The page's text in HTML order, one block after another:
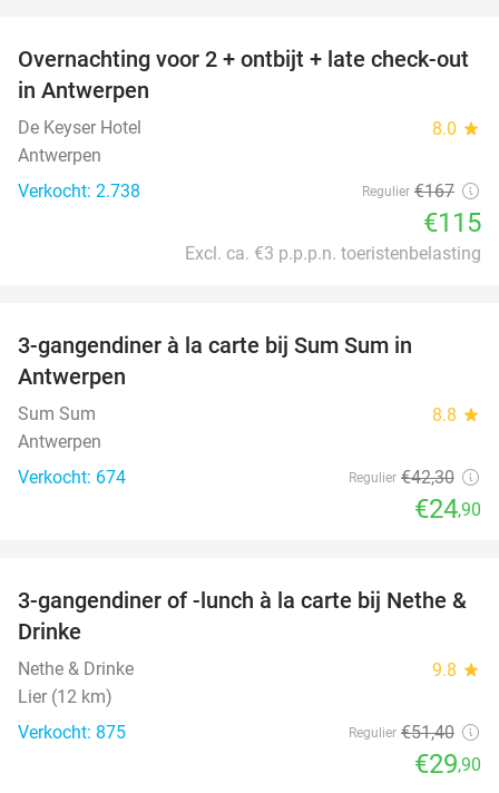
31%
Overnachting voor 2 + ontbijt + late check-out
in Antwerpen
De Keyser Hotel 8.0 star
Antwerpen
Verkocht: 2.738
Regulier €167
€115
Excl. ca. €3 p.p.p.n. toeristenbelasting
3-gangendiner à la carte bij Sum Sum in
Antwerpen
Sum Sum 8.8 star
Antwerpen
Verkocht: 674
Regulier €42,30
€24,90
42%
3-gangendiner of -lunch à la carte bij Nethe &
Drinke
Nethe & Drinke 9.8 star
Lier (12 km)
Verkocht: 875
Regulier €51,40
€29,90